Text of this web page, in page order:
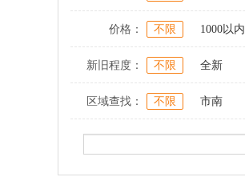
价格： 不限 1000以内
新旧程度： 不限 全新
区域查找： 不限 市南